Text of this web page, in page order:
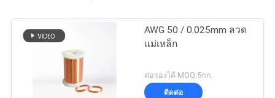
AWG 50 / 0.025mm ลวด
แม่เหล็ก
ต่อรองได้ MOQ:5กก.
ติดต่อ